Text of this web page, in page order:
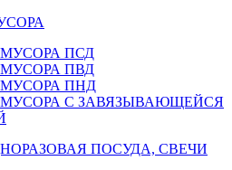
ПСД
ПВД
ПНД
С ЗАВЯЗЫВАЮЩЕЙСЯ
ПОСУДА, СВЕЧИ